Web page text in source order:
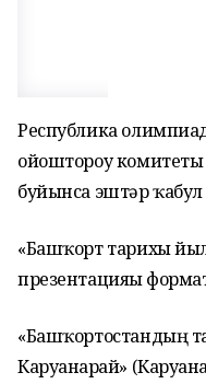
Республика
ойоштороу
буйынса эштәр ҡабул
«Башҡорт тарихы
презентацияһы
«Башҡортостандың
Каруанһарай»